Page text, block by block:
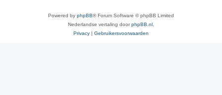
Powered by phpBB® Forum Software © phpBB Limited
Nederlandse vertaling doorphpBB.nl
Privacy | Gebruikersvoorwaarden